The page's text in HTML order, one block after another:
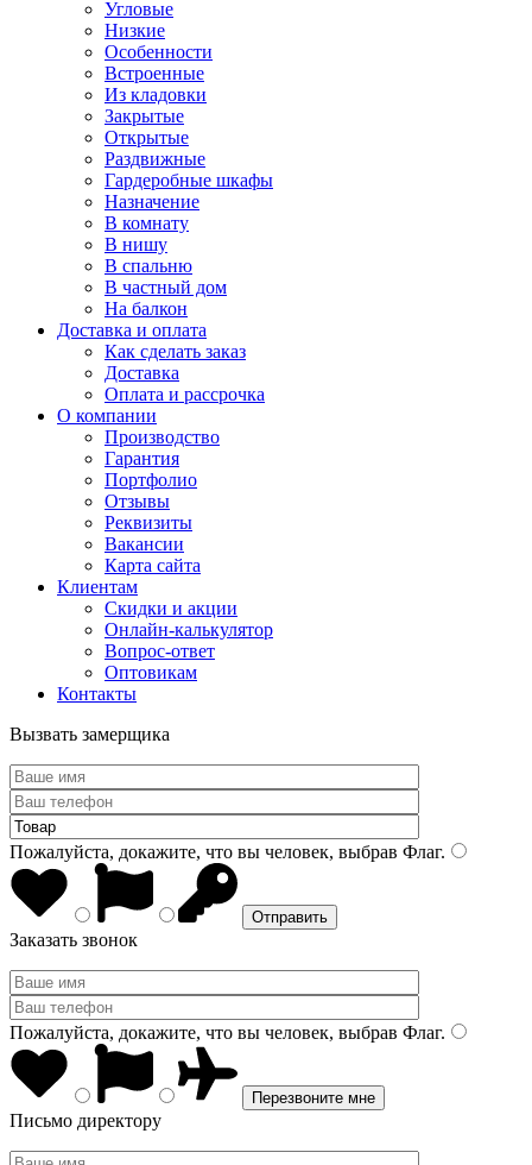
Угловые
Низкие
Особенности
Встроенные
Из кладовки
Закрытые
Открытые
Раздвижные
Гардеробные шкафы
Назначение
В комнату
В нишу
В спальню
В частный дом
На балкон
Доставка и оплата
Как сделать заказ
Доставка
Оплата и рассрочка
О компании
Производство
Гарантия
Портфолио
Отзывы
Реквизиты
Вакансии
Карта сайта
Клиентам
Скидки и акции
Онлайн-калькулятор
Вопрос-ответ
Оптовикам
Контакты
Вызвать замерщика
Пожалуйста, докажите, что вы человек, выбрав Флаг.
Заказать звонок
Пожалуйста, докажите, что вы человек, выбрав Флаг.
Письмо директору